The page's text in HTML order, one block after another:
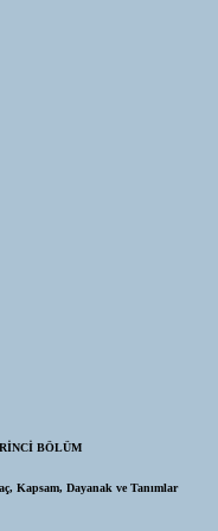
İNCİ BÖLÜM
Kapsam, Dayanak ve Tanımlar